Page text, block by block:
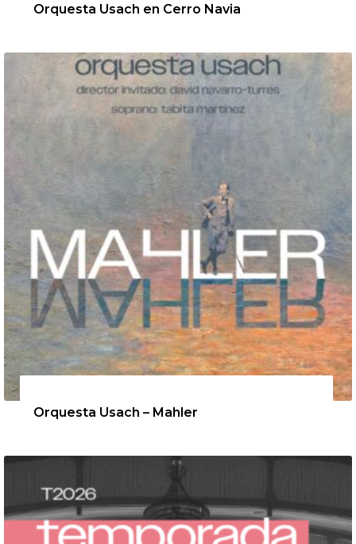
Orquesta Usach en Cerro Navia
Orquesta Usach – Mahler